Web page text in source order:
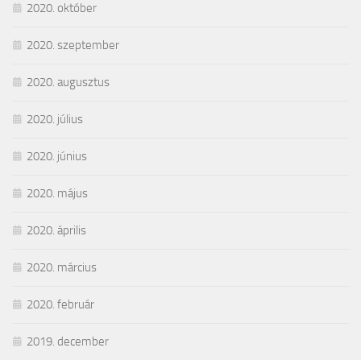
2020. október
2020. szeptember
2020. augusztus
2020. július
2020. június
2020. május
2020. április
2020. március
2020. február
2019. december